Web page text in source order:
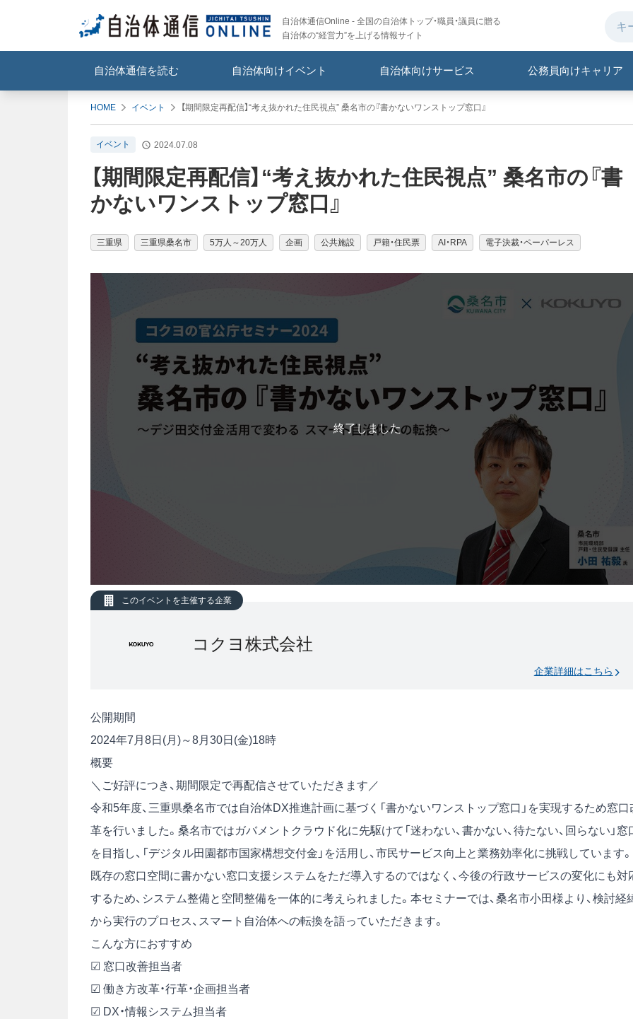
自治体通信Online - 全国の自治体トップ・職員・議員に贈る
自治体の“経営力”を上げる情報サイト
自治体通信を読む 自治体向けイベント 自治体向けサービス 公務員向けキャリア
HOME イベント 【期間限定再配信】“考え抜かれた住民視点” 桑名市の『書かないワンストップ窓口』
イベント 2024.07.08
【期間限定再配信】“考え抜かれた住民視点” 桑名市の『書
かないワンストップ窓口』
三重県 三重県桑名市 5万人～20万人 企画 公共施設 戸籍・住民票 AI・RPA 電子決裁・ペーパーレス
終了しました
このイベントを主催する企業
コクヨ株式会社
企業詳細はこちら
公開期間
2024年7月8日(月)～8月30日(金)18時
概要
＼ご好評につき、期間限定で再配信させていただきます／
令和5年度、三重県桑名市では自治体DX推進計画に基づく「書かないワンストップ窓口」を実現するため窓口
革を行いました。桑名市ではガバメントクラウド化に先駆けて「迷わない、書かない、待たない、回らない」窓
を目指し、「デジタル田園都市国家構想交付金」を活用し、市民サービス向上と業務効率化に挑戦しています。
既存の窓口空間に書かない窓口支援システムをただ導入するのではなく、今後の行政サービスの変化にも対
するため、システム整備と空間整備を一体的に考えられました。本セミナーでは、桑名市小田様より、検討経
から実行のプロセス、スマート自治体への転換を語っていただきます。
こんな方におすすめ
☑ 窓口改善担当者
☑ 働き方改革・行革・企画担当者
☑ DX・情報システム担当者